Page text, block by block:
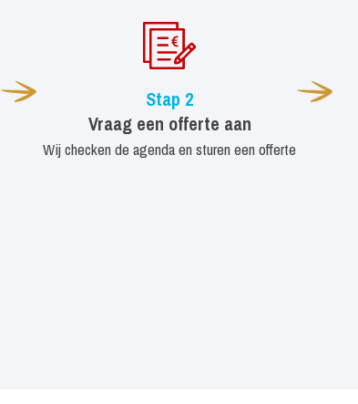
Stap 2
Vraag een offerte aan
Wij checken de agenda en sturen een offerte